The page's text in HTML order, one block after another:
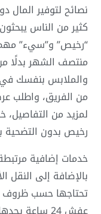
نصائح لتوفير المال
كثير من الناس
“رخيص” و”سيء” مهم
منتصف الشهر بدلًا
والملابس بنفسك في
من الفريق، واطلب
لمزيد من
رخيص بدون التضحية
خدمات إضافية
بالإضافة إلى
تحتاجها حسب